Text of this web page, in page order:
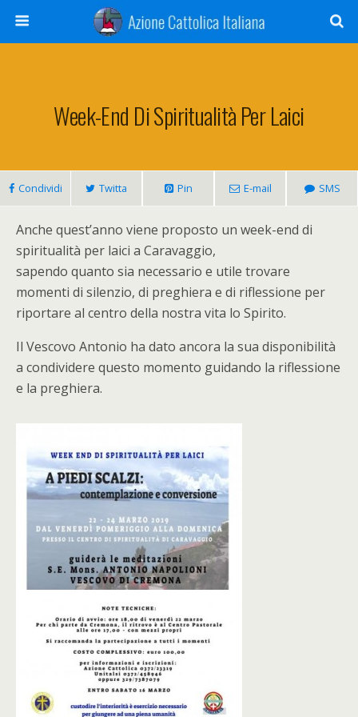
Week-End Di Spiritualità Per Laici
Condividi Twitta Pin E-mail SMS
Anche quest’anno viene proposto un week-end di
spiritualità per laici a Caravaggio,
sapendo quanto sia necessario e utile trovare
momenti di silenzio, di preghiera e di riflessione per
riportare al centro della nostra vita lo Spirito.
Il Vescovo Antonio ha dato ancora la sua disponibilità
a condividere questo momento guidando la riflessione
e la preghiera.